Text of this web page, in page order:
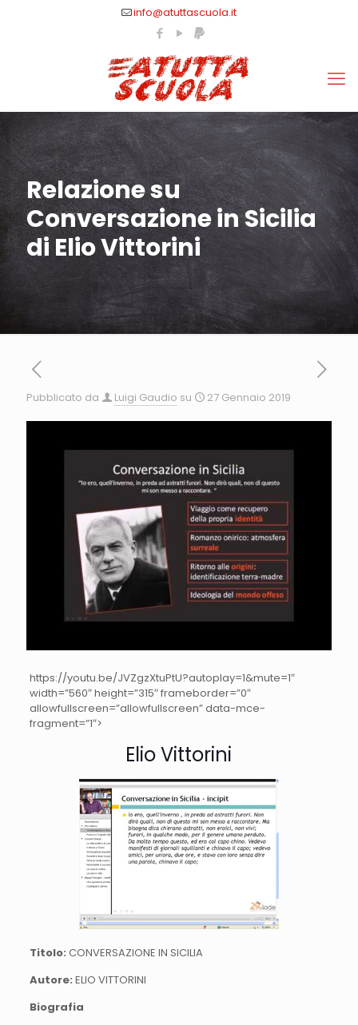
info@atuttascuola.it
Relazione su
Conversazione in Sicilia
di Elio Vittorini
Pubblicato da Luigi Gaudio su 27 Gennaio 2019
https://youtu.be/JVZgzXtuPtU?autoplay=1&mute=1″
width=”560″ height=”315″ frameborder=”0″
allowfullscreen=”allowfullscreen” data-mce-
fragment=”1″>
Elio Vittorini
Titolo: CONVERSAZIONE IN SICILIA
Autore: ELIO VITTORINI
Biografia